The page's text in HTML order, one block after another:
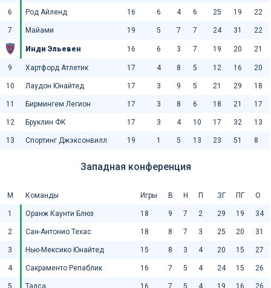
6 Род Айленд 16 6 4 6 25 19 22
7 Майами 19 5 7 7 24 31 22
Инди Эльевен 16 6 3 7 19 20 21
9 Хартфорд Атлетик 17 4 8 5 12 16 20
10 Лаудон Юнайтед 17 3 9 5 21 29 18
11 Бирмингем Легион 17 3 8 6 18 21 17
12 Бруклин ФК 17 3 4 10 17 32 13
13 Спортинг Джэксонвилл 19 1 5 13 23 51 8
Западная конференция
М Команды Игры В Н П ЗГ ПГ О
1 Оранж Каунти Блюз 18 9 7 2 29 19 34
2 Сан-Антонио Техас 18 8 7 3 25 20 31
3 Нью-Мексико Юнайтед 15 8 3 4 20 15 27
4 Сакраменто Репаблик 16 7 5 4 24 15 26
5 Талса 16 7 5 4 19 16 26